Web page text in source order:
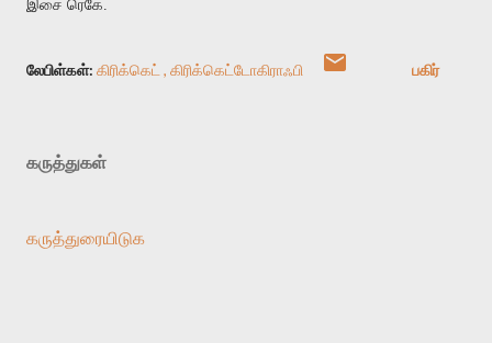
இசை ரெகே
லேபிள்கள்: கிரிக்கெட் கிரிக்கெட்டோகிராஃபி பகிர்
கருத்துகள்
கருத்துரையிடுக